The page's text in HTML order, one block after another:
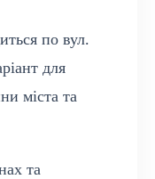
по вул.
для
міста та
та